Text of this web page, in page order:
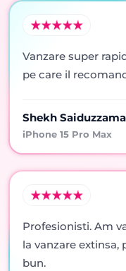
Vanzare super
pe care il
Shekh
iPhone 15 Pro Max
Profesionisti. Am
la vanzare
bun.